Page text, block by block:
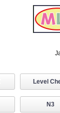
Level
N3